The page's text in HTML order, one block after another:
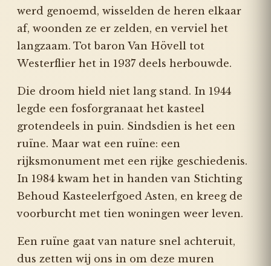
werd genoemd, wisselden de heren elkaar
af, woonden ze er zelden, en verviel het
langzaam. Tot baron Van Hövell tot
Westerflier het in 1937 deels herbouwde.
Die droom hield niet lang stand. In 1944
legde een fosforgranaat het kasteel
grotendeels in puin. Sindsdien is het een
ruïne. Maar wat een ruïne: een
rijksmonument met een rijke geschiedenis.
In 1984 kwam het in handen van Stichting
Behoud Kasteelerfgoed Asten, en kreeg de
voorburcht met tien woningen weer leven.
Een ruïne gaat van nature snel achteruit,
dus zetten wij ons in om deze muren